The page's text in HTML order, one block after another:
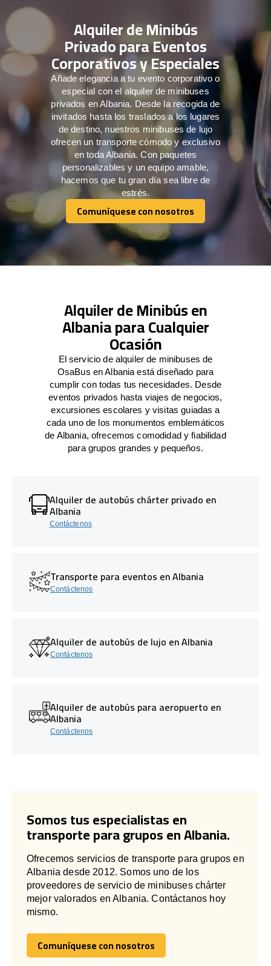
Alquiler de Minibús
Privado para Eventos
Corporativos y Especiales
Añade elegancia a tu evento corporativo o
especial con el alquiler de minibuses
privados en Albania. Desde la recogida de
invitados hasta los traslados a los lugares
de destino, nuestros minibuses de lujo
ofrecen un transporte cómodo y exclusivo
en toda Albania. Con paquetes
personalizables y un equipo amable,
hacemos que tu gran día sea libre de
estrés.
Comuníquese con nosotros
Comuníquese con nosotros
Alquiler de Minibús en
Albania para Cualquier
Ocasión
El servicio de alquiler de minibuses de
OsaBus en Albania está diseñado para
cumplir con todas tus necesidades. Desde
eventos privados hasta viajes de negocios,
excursiones escolares y visitas guiadas a
cada uno de los monumentos emblemáticos
de Albania, ofrecemos comodidad y fiabilidad
para grupos grandes y pequeños.
Alquiler de autobús chárter privado en
Albania
Contáctenos
Transporte para eventos en Albania
Contáctenos
Alquiler de autobús de lujo en Albania
Contáctenos
Alquiler de autobús para aeropuerto en
Albania
Contáctenos
Somos tus especialistas en
transporte para grupos en Albania.
Ofrecemos servicios de transporte para grupos en
Albania desde 2012. Somos uno de los
proveedores de servicio de minibuses chárter
mejor valorados en Albania. Contáctanos hoy
mismo.
Comuníquese con nosotros
Comuníquese con nosotros